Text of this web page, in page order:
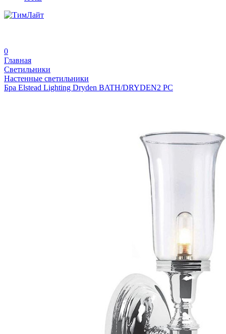
0
Главная
Светильники
Настенные светильники
Бра Elstead Lighting Dryden BATH/DRYDEN2 PC